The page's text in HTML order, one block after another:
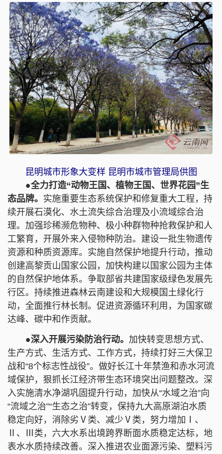
昆明城市形象大变样 昆明市城市管理局供图
●全力打造“动物王国、植物王国、世界花园”生
态品牌。 实施重要生态系统保护和修复重大工程，持
续开展石漠化、水土流失综合治理及小流域综合治
理。加强珍稀濒危物种、极小种群物种抢救保护和人
工繁育，开展外来入侵物种防治。建设一批生物遗传
资源和种质资源库。实施自然保护地提升行动，推动
创建高黎贡山国家公园，加快构建以国家公园为主体
的自然保护地体系。争取部省共建国家级绿色发展先
行区。持续推进森林云南建设和大规模国土绿化行
动，全面推行林长制。促进资源循环利用，为国家碳
达峰、 碳中和作贡献。
●深入开展污染防治行动。 加快转变思想方式、
生产方式、生活方式、工作方式，持续打好三大保卫
战和“8个标志性战役”。做好长江十年禁渔和赤水河流
域保护，狠抓长江经济带生态环境突出问题整改。深
入实施清水净湖巩固提升行动，加快从“水域之治”向
“流域之治”“生态之治”转变，保持九大高原湖泊水质
稳定向好，消除劣 Ⅴ类、减少Ⅴ类，努力增加Ⅰ、
Ⅱ、Ⅲ类，六大水系出境跨界断面水质稳定达标，地
表水水质持续改善。深入推进农业面源污染、塑料污